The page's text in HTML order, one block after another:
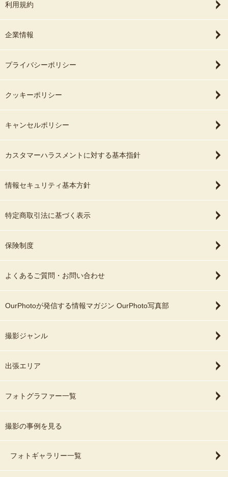
利用規約
企業情報
プライバシーポリシー
クッキーポリシー
キャンセルポリシー
カスタマーハラスメントに対する基本指針
情報セキュリティ基本方針
特定商取引法に基づく表示
保険制度
よくあるご質問・お問い合わせ
OurPhotoが発信する情報マガジン OurPhoto写真部
撮影ジャンル
出張エリア
フォトグラファー一覧
撮影の事例を見る
フォトギャラリー一覧